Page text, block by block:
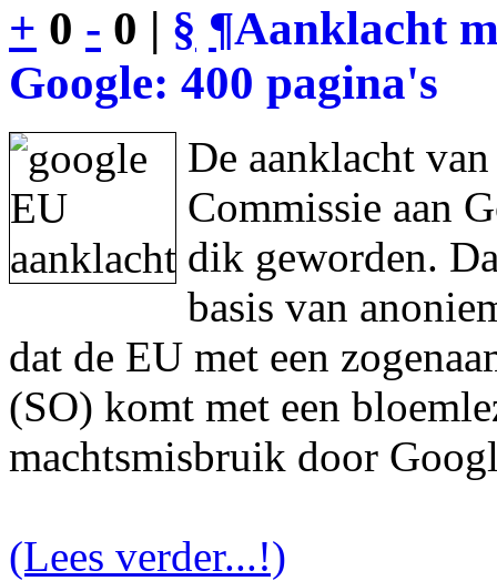
+ 0 - 0 | § ¶Aanklacht
Google: 400 pagina's
De aanklacht
Commissie aan
dik geworden.
basis van
dat de EU met een
(SO) komt met een
machtsmisbruik door
(Lees verder...!)